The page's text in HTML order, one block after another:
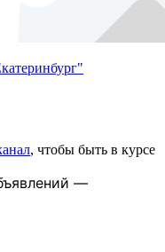
, чтобы быть в курсе
—